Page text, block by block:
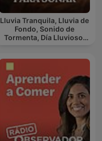
Lluvia Tranquila, Lluvia de
Fondo, Sonido de
Tormenta, Día Lluvioso,